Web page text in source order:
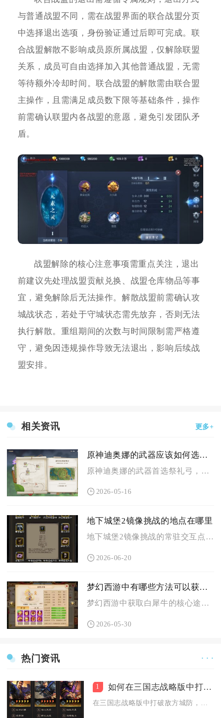
与普通战盟不同，需在战盟界面的联合战盟分页
中选择退出选项，身份验证通过后即可完成。联
合战盟解散不影响成员原所属战盟，仅解除联盟
关系，成员可自由选择加入其他普通战盟，无需
等待额外冷却时间。联合战盟的解散需由联合盟
主操作，且需满足成员数下限等基础条件，操作
前需确认联盟内各战盟的意愿，避免引发团队矛
盾。
战盟解除的核心注意事项需重点关注，退出
前建议先处理战盟贡献兑换、战盟仓库物品等事
宜，避免解除后无法操作。解散战盟前需确认攻
城战状态，若处于守城状态需先放弃，否则无法
执行解散。重组期间的次数与时间限制需严格遵
守，避免因违规操作导致无法退出，影响后续战
盟安排。
相关资讯 更多+
原神迪奥娜的武器应该如何选择搭配
原神迪奥娜的武器首选祭礼弓，其次可选终末嗟叹之诗、西风猎弓，...
2026-05-16
地下城堡2镜像挑战的地点在哪里
地下城堡2镜像挑战的常驻交互点位位于永望之殿地图也就是图18...
2026-06-20
梦幻西游中有哪些方法可以获得白犀牛
梦幻西游中获取白犀牛的核心途径为牧场积分兑换、玩家交易购买、...
2026-05-30
热门资讯 · · ·
1 如何在三国志战略版中打破敌方城防